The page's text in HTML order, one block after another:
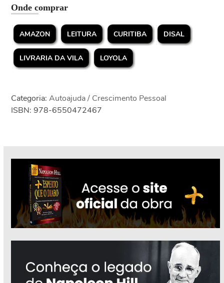
Onde comprar
AMAZON LEITURA CURITIBA DISAL
LIVRARIA DA VILA LOYOLA
Categoria: Autoajuda / Crescimento Pessoal
ISBN: 978-6550472467